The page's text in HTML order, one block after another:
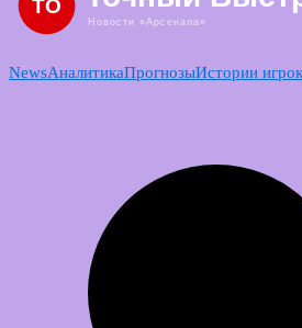
NewsАналитикаПрогнозыИстории